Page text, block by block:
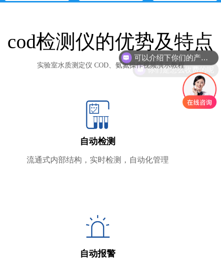
cod检测仪的优势及特点
实验室水质测定仪 COD、氨氮操作视频演示教程
自动检测
流通式内部结构，实时检测，自动化管理
自动报警
可以介绍下你们的产品么
你们是怎么收费的呢